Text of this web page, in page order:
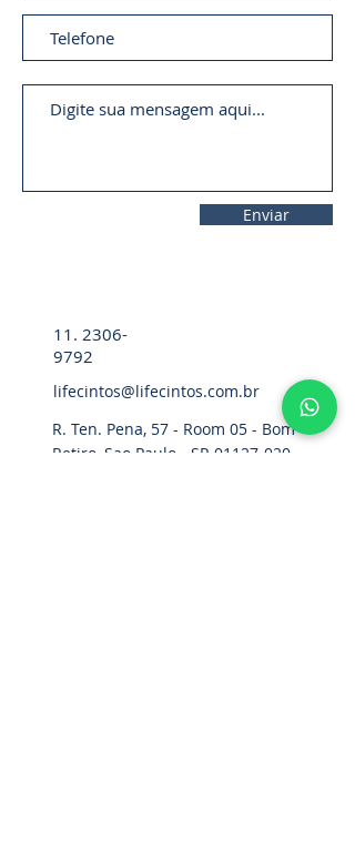
Enviar
11. 2306-
9792
lifecintos@lifecintos.com.br
R. Ten. Pena, 57 - Room 05 - Bom
Retiro, Sao Paulo - SP, 01127-020